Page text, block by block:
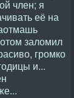
член; я
её на
заломил
громко
и...